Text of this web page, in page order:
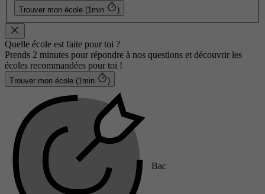
Trouver mon école (1min )
Quelle école est faite pour toi ?
Prends 2 minutes pour répondre à nos questions et découvrir les
écoles recommandées pour toi !
Trouver mon école (1min )
Bac